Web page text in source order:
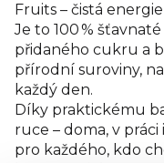
Fruits – čistá
Je to 100 %
přidaného cukru a
přírodní suroviny,
každý den.
Díky praktickému
ruce – doma, v
pro každého, kdo